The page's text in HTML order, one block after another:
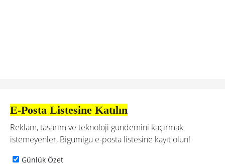
E-Posta Listesine Katılın
Reklam, tasarım ve teknoloji gündemini kaçırmak
istemeyenler, Bigumigu e-posta listesine kayıt olun!
Günlük Özet